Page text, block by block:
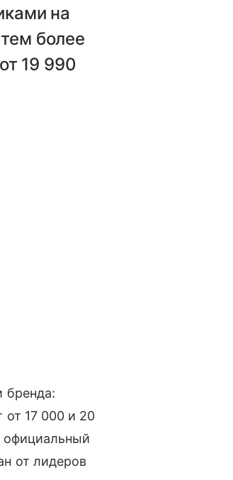
на
более
19 990
бренда:
от 17 000 и 20
официальный
от лидеров